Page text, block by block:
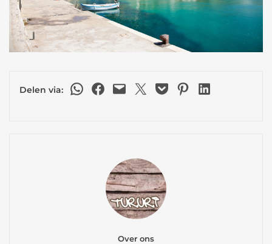
Delen via: Delen via WhatsApp
Delen op Facebook
Deze pagina e-mailen
Delen op X Delen via PocketDelen op PinterestDelen op LinkedIn
Over ons